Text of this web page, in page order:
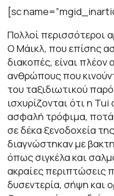
[sc
Πολλοί περισσότεροι
Ο Μάικλ, που επίσης
διακοπές, είναι πλέον
ανθρώπους που
του ταξιδιωτικού
ισχυρίζονται ότι η
ασφαλή τρόφιμα, ποτά
σε δέκα ξενοδοχεία
διαγνώστηκαν με
όπως σιγκέλα και
ακραίες περιπτώσεις
δυσεντερία, σήψη και